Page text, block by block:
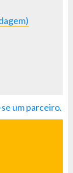
um parceiro.